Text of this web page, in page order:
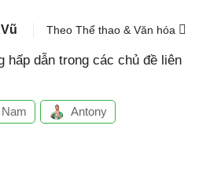
Theo Thể thao & Văn hóa
hấp dẫn trong các chủ đề liên
Antony